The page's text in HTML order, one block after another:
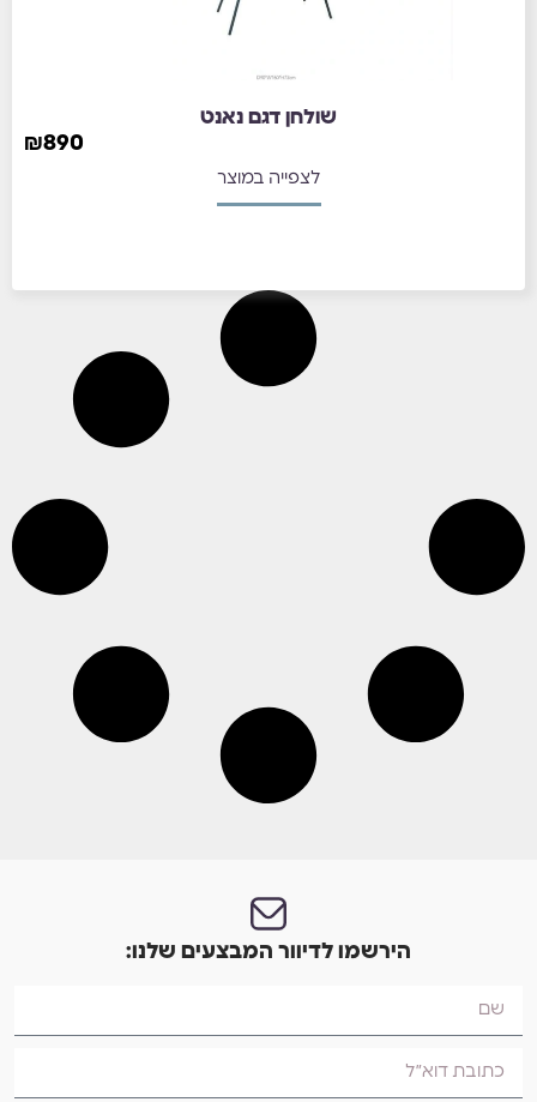
שולחן דגם נאנט
₪890
לצפייה במוצר
הירשמו לדיוור המבצעים שלנו: